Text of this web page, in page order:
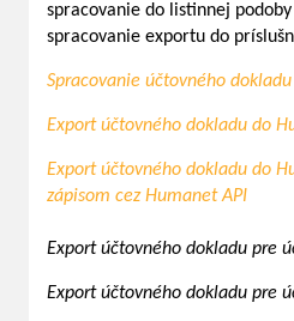
spracovanie do listinnej
spracovanie exportu do
Spracovanie účtovného dokladu
Export účtovného dokladu do
Export účtovného dokladu do
zápisom cez Humanet API
Export účtovného dokladu pre
Export účtovného dokladu pre